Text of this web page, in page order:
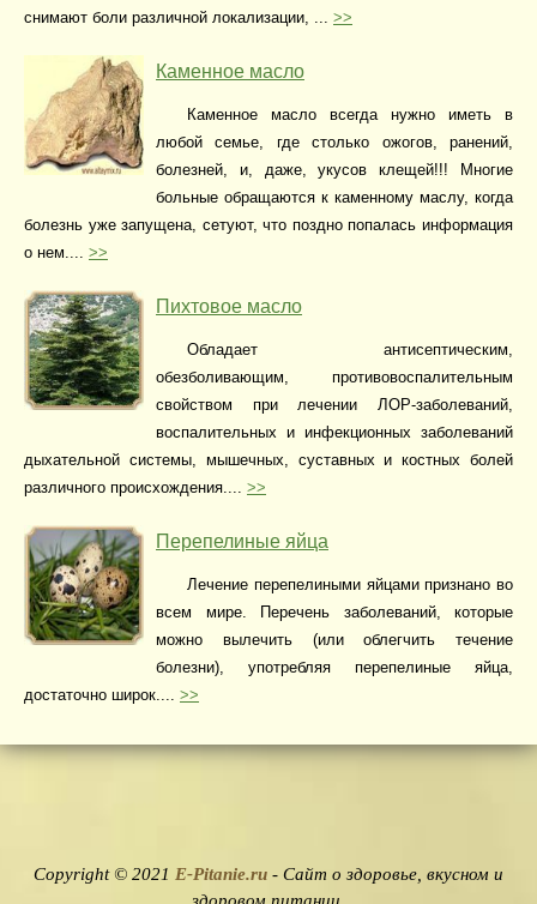
снимают боли различной локализации, ... >>
Каменное масло
Каменное масло всегда нужно иметь в
любой семье, где столько ожогов, ранений,
болезней, и, даже, укусов клещей!!! Многие
больные обращаются к каменному маслу, когда
болезнь уже запущена, сетуют, что поздно попалась информация
о нем.... >>
Пихтовое масло
Обладает антисептическим,
обезболивающим, противовоспалительным
свойством при лечении ЛОР-заболеваний,
воспалительных и инфекционных заболеваний
дыхательной системы, мышечных, суставных и костных болей
различного происхождения.... >>
Перепелиные яйца
Лечение перепелиными яйцами признано во
всем мире. Перечень заболеваний, которые
можно вылечить (или облегчить течение
болезни), употребляя перепелиные яйца,
достаточно широк.... >>
Copyright © 2021 E-Pitanie.ru - Сайт о здоровье, вкусном и